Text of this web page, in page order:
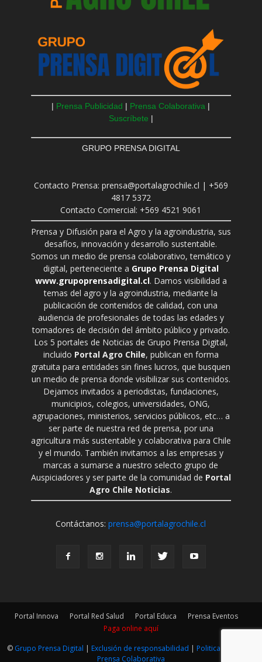
| Prensa Publicidad | Prensa Colaborativa |
Suscríbete |
GRUPO PRENSA DIGITAL
Contacto Prensa: prensa@portalagrochile.cl | +569
4817 5372
Contacto Comercial: +569 4521 9061
Prensa y Difusión para el Agro y la agroindustria, sus
desafíos, innovación y desarrollo sustentable.
Somos un medio de prensa colaborativo, temático y
digital, perteneciente a Grupo Prensa Digital
www.grupoprensadigital.cl. Damos visibilidad a
temas del agro y la agroindustria, mediante la
publicación de contenidos de calidad, con una
audiencia de profesionales de todas las edades y
tomadores de decisión del ámbito público y privado.
Los 5 portales de Noticias de Grupo Prensa Digital,
incluido Portal Agro Chile, publican en forma
gratuita para entidades sin fines lucros, que busquen
un medio de prensa donde visibilizar sus contenidos.
Dejamos invitados a periodistas, fundaciones,
municipios, colegios, universidades, ONG,
agrupaciones, ministerios, servicios públicos, etc… a
ser parte de nuestra red de prensa, por una
agricultura más sustentable y colaborativa para Chile
y el mundo. También invitamos a las empresas y
marcas a sumarse a nuestro selecto grupo de
Auspiciadores y ser parte de la comunidad de Portal
Agro Chile Noticias.
Contáctanos:prensa@portalagrochile.cl
Portal Innova Portal Red Salud Portal Educa
Prensa Eventos
Paga online aquí
© Grupo Prensa Digital | Exclusión de responsabilidad | Politica Editorial
Prensa Colaborativa